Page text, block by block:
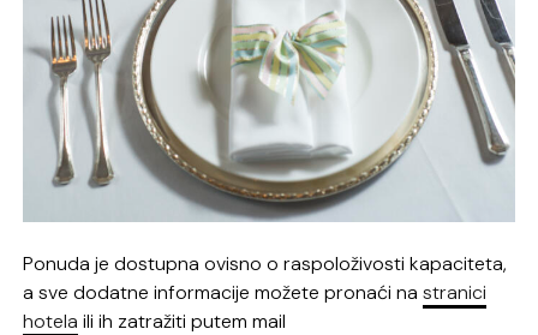
Ponuda je dostupna ovisno o raspoloživosti kapaciteta,
a sve dodatne informacije možete pronaći nastranici
hotela ili ih zatražiti putem mail